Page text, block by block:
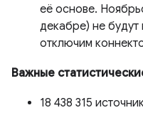
её основе.
декабре) не
отключим
Важные
18 438 315